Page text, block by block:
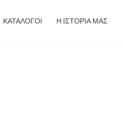
ΚΑΤΑΛΟΓΟΙ Η ΙΣΤΟΡΙΑ ΜΑΣ